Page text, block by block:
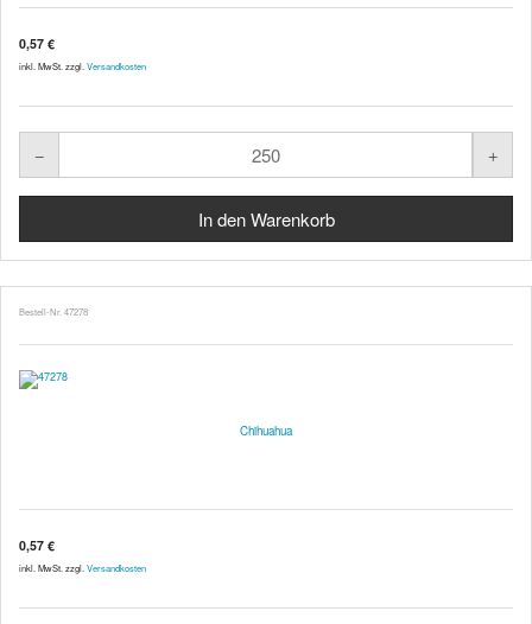
0,57 €
inkl. MwSt. zzgl. Versandkosten
Bestell-Nr. 47278
Chihuahua
0,57 €
inkl. MwSt. zzgl. Versandkosten